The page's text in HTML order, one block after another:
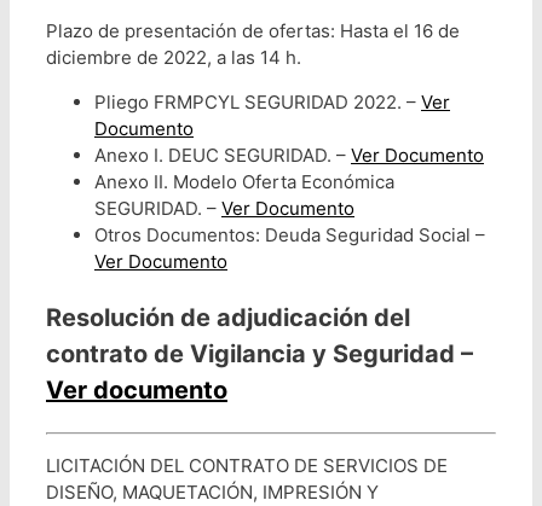
Plazo de presentación de ofertas: Hasta el 16 de
diciembre de 2022, a las 14 h.
Pliego FRMPCYL SEGURIDAD 2022. – Ver
Documento
Anexo I. DEUC SEGURIDAD. – Ver Documento
Anexo II. Modelo Oferta Económica
SEGURIDAD. – Ver Documento
Otros Documentos: Deuda Seguridad Social –
Ver Documento
Resolución de adjudicación del
contrato de Vigilancia y Seguridad –
Ver documento
LICITACIÓN DEL CONTRATO DE SERVICIOS DE
DISEÑO, MAQUETACIÓN, IMPRESIÓN Y